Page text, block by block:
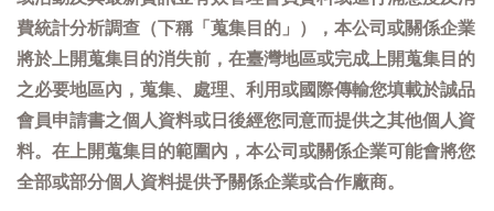
費統計分析調查（下稱「蒐集目的」），本公司或關係企業
將於上開蒐集目的消失前，在臺灣地區或完成上開蒐集目的
之必要地區內，蒐集、處理、利用或國際傳輸您填載於誠品
會員申請書之個人資料或日後經您同意而提供之其他個人資
料。在上開蒐集目的範圍內，本公司或關係企業可能會將您
全部或部分個人資料提供予關係企業或合作廠商。